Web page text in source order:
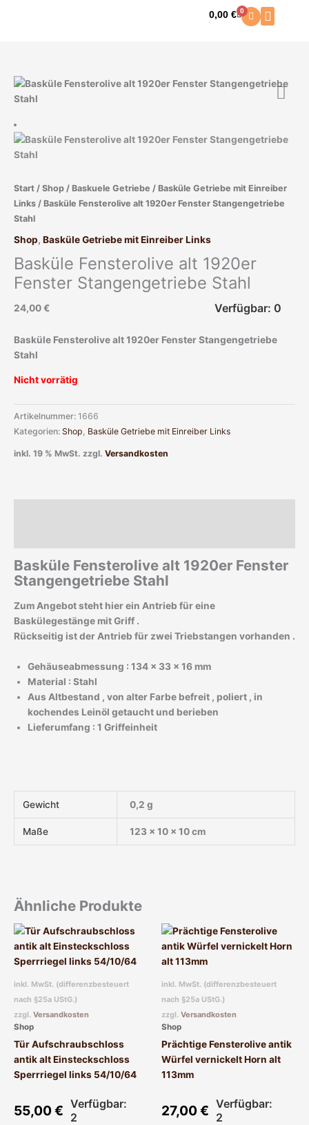
0,00€ 0
Warenkorb
Start / Shop / Baskuele Getriebe / Basküle Getriebe mit Einreiber
Links / Basküle Fensterolive alt 1920er Fenster Stangengetriebe
Stahl
Shop, Basküle Getriebe mit Einreiber Links
Basküle Fensterolive alt 1920er
Fenster Stangengetriebe Stahl
24,00€ Verfügbar: 0
Basküle Fensterolive alt 1920er Fenster Stangengetriebe
Stahl
Nicht vorrätig
Artikelnummer: 1666
Kategorien: Shop, Basküle Getriebe mit Einreiber Links
inkl. 19 % MwSt. zzgl. Versandkosten
Basküle Fensterolive alt 1920er Fenster
Stangengetriebe Stahl
Zum Angebot steht hier ein Antrieb für eine
Baskülegestänge mit Griff .
Rückseitig ist der Antrieb für zwei Triebstangen vorhanden .
Gehäuseabmessung : 134 x 33 x 16 mm
Material : Stahl
Aus Altbestand , von alter Farbe befreit , poliert , in
kochendes Leinöl getaucht und berieben
Lieferumfang : 1 Griffeinheit
Gewicht 0,2 g
Maße 123 × 10 × 10 cm
Ähnliche Produkte
inkl. MwSt. (differenzbesteuert
nach §25a UStG.)
zzgl. Versandkosten
Shop
Tür Aufschraubschloss
antik alt Einsteckschloss
Sperrriegel links 54/10/64
55,00€ Verfügbar:
2
inkl. MwSt. (differenzbesteuert
nach §25a UStG.)
zzgl. Versandkosten
Shop
Prächtige Fensterolive antik
Würfel vernickelt Horn alt
113mm
27,00€ Verfügbar:
2